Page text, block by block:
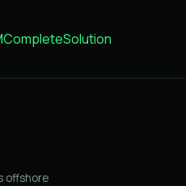
offshore